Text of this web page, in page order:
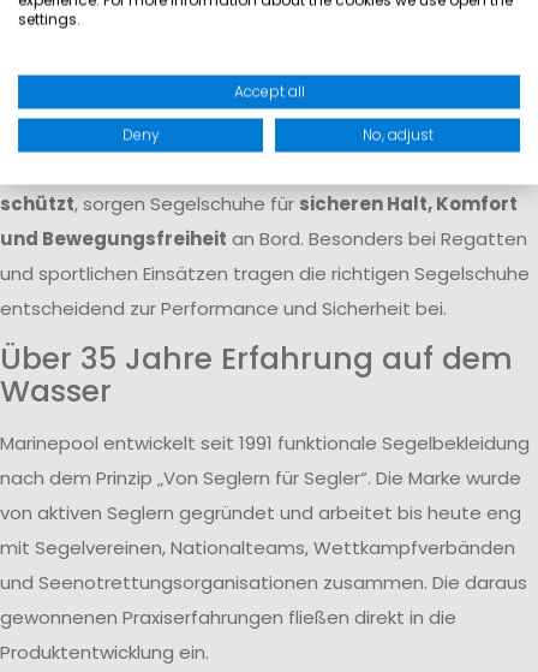
einer funktionalen Segelausrüstung. In Kombination mit
Bekleidungssystem, das optimal auf die Anforderungen auf
dem Wasser abgestimmt ist.
schützt, sorgen Segelschuhe für sicheren Halt, Komfort
und Bewegungsfreiheit an Bord. Besonders bei Regatten
und sportlichen Einsätzen tragen die richtigen Segelschuhe
entscheidend zur Performance und Sicherheit bei.
Über 35 Jahre Erfahrung auf dem
Wasser
Marinepool entwickelt seit 1991 funktionale Segelbekleidung
nach dem Prinzip „Von Seglern für Segler“. Die Marke wurde
von aktiven Seglern gegründet und arbeitet bis heute eng
mit Segelvereinen, Nationalteams, Wettkampfverbänden
und Seenotrettungsorganisationen zusammen. Die daraus
gewonnenen Praxiserfahrungen fließen direkt in die
Produktentwicklung ein.
settings.
Accept all
Deny No, adjust